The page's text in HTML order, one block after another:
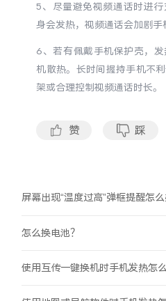
X300 Pro
X Fold5
全部X机型
S30 Pro mini
S20 Pro
vivo 头戴降噪耳机
iQOO Pad6 Pro
5、尽量避免视频通话时进
身会发热，视频通话会加剧手
6、若有佩戴手机保护壳，
机散热。长时间握持手机不
架或合理控制视频通话时长。
赞 踩
屏幕出现“温度过高”弹框提醒怎么
怎么换电池？
使用互传一键换机时手机发热怎么